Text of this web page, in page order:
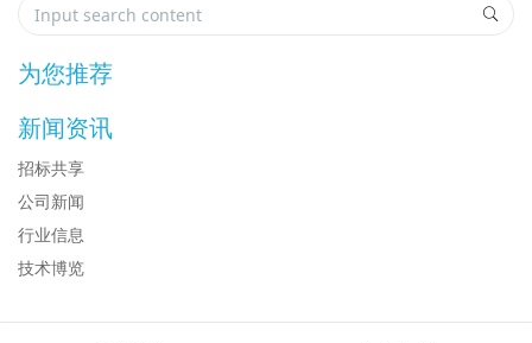
为您推荐
新闻资讯
招标共享
公司新闻
行业信息
技术博览